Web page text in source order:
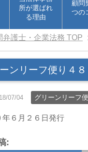
所が選ばれ
る理由
顧問
つの
弁護士・企業法務 TOP
ンリーフ便り４８
07/04 グリーンリーフ
年６月２６日発行
: